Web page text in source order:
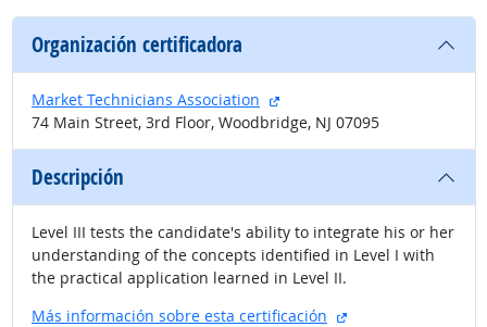
Organización certificadora
Market Technicians Association
sitio externo
74 Main Street, 3rd Floor, Woodbridge, NJ 07095
Descripción
Level III tests the candidate's ability to integrate his or her
understanding of the concepts identified in Level I with
the practical application learned in Level II.
Más información sobre esta certificación
sitio externo